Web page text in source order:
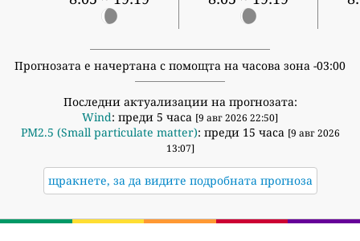
Прогнозата е начертана с помощта на часова зона -03:00
Последни актуализации на прогнозата:
Wind: преди 5 часа [9 авг 2026 22:50]
PM2.5 (Small particulate matter): преди 15 часа [9 авг 2026
13:07]
щракнете, за да видите подробната прогноза